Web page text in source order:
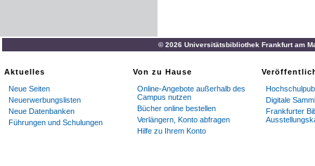
© 2026 Universitätsbibliothek Frankfurt am
Aktuelles
Neue Seiten
Neuerwerbungslisten
Neue Datenbanken
Führungen und Schulungen
Von zu Hause
Online-Angebote außerhalb des
Campus nutzen
Bücher online bestellen
Verlängern, Konto abfragen
Hilfe zu Ihrem Konto
Digitale
Frankfurter